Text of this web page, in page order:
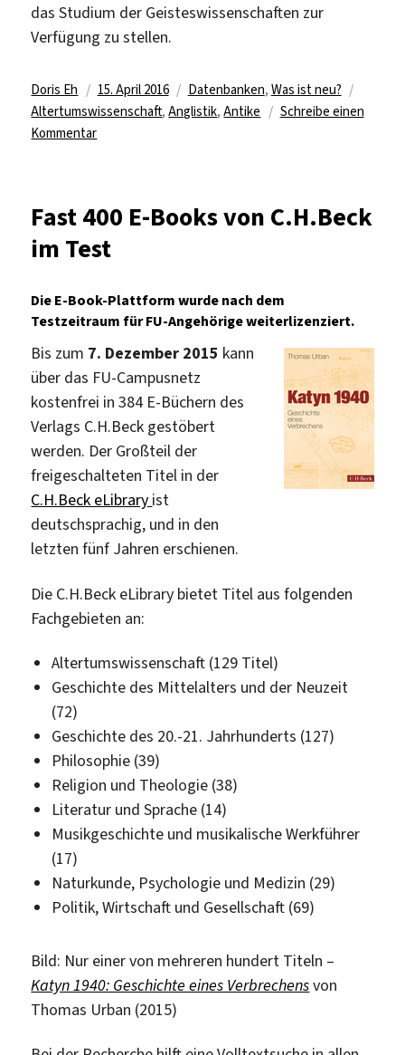
das Studium der Geisteswissenschaften zur
Verfügung zu stellen.
Autor
Doris Eh
Veröffentlicht
am
15. April 2016 Kategorien
Datenbanken, Was ist neu?
Altertumswissenschaft,Anglistik,Antike
Schreibe einen
Kommentarzu
in
der
Digitalen
Perseus
Digital
Library
Fast 400 E-Books von C.H.Beck
im Test
Die E-Book-Plattform wurde nach dem
Testzeitraum für FU-Angehörige weiterlizenziert.
Bis zum 7. Dezember 2015 kann
über das FU-Campusnetz
kostenfrei in 384 E-Büchern des
Verlags C.H.Beck gestöbert
werden. Der Großteil der
freigeschalteten Titel in der
C.H.Beck eLibrary ist
deutschsprachig, und in den
letzten fünf Jahren erschienen.
Die C.H.Beck eLibrary bietet Titel aus folgenden
Fachgebieten an:
Altertumswissenschaft (129 Titel)
Geschichte des Mittelalters und der Neuzeit
(72)
Geschichte des 20.-21. Jahrhunderts (127)
Philosophie (39)
Religion und Theologie (38)
Literatur und Sprache (14)
Musikgeschichte und musikalische Werkführer
(17)
Naturkunde, Psychologie und Medizin (29)
Politik, Wirtschaft und Gesellschaft (69)
Bild: Nur einer von mehreren hundert Titeln –
Katyn 1940: Geschichte eines Verbrechensvon
Thomas Urban (2015)